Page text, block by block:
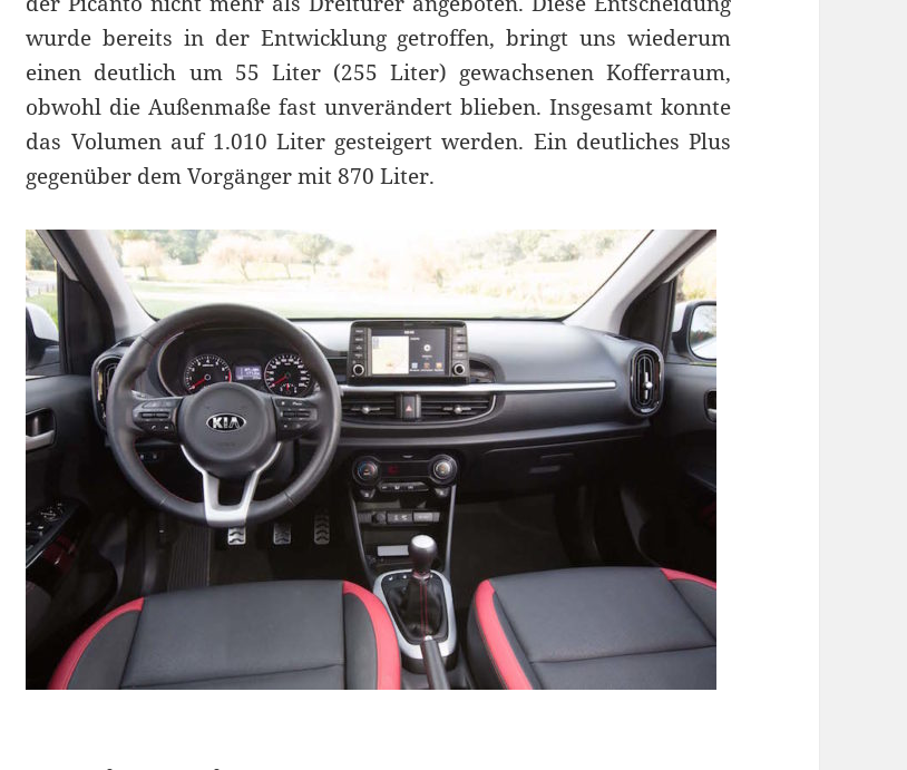
wurde bereits in der Entwicklung getroffen, bringt uns wiederum
einen deutlich um 55 Liter (255 Liter) gewachsenen Kofferraum,
obwohl die Außenmaße fast unverändert blieben. Insgesamt konnte
das Volumen auf 1.010 Liter gesteigert werden. Ein deutliches Plus
gegenüber dem Vorgänger mit 870 Liter.